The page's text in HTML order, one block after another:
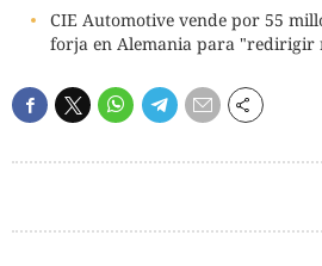
CIE Automotive vende por 55
forja en Alemania para "redirigir